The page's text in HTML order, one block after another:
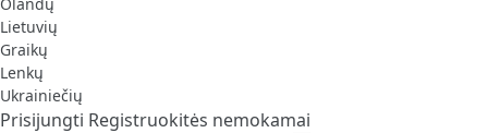
Lietuvių
Graikų
Lenkų
Ukrainiečių
Prisijungti Registruokitės nemokamai